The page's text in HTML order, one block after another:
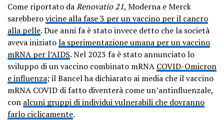
Come riportato daRenovatio 21, Moderna e Merck
sarebberovicine alla fase 3 per un vaccino per il cancro
alla pelle. Due anni fa è stato invece detto che la società
aveva iniziatola sperimentazione umana per un vaccino
mRNA per l’AIDS. Nel 2023 fa è stato annunciato lo
sviluppo di un vaccino combinato mRNA COVID-Omicron
e influenza; il Bancel ha dichiarato ai media che il vaccino
mRNA COVID di fatto diventerà come un’antinfluenzale,
con alcuni gruppi di individui vulnerabili che dovranno
farlo ciclicamente.